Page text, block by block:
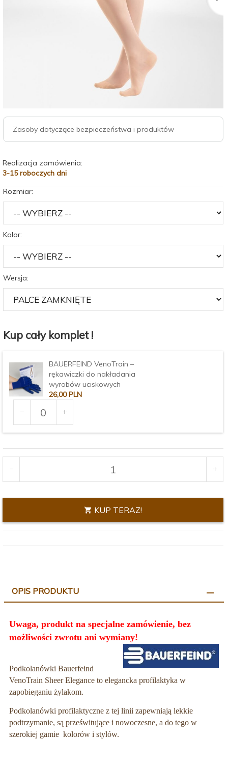
Zasoby dotyczące bezpieczeństwa i produktów
Realizacja zamówienia:
3-15 roboczych dni
Rozmiar:
Kolor:
Wersja:
Kup cały komplet !
BAUERFEIND VenoTrain –
rękawiczki do nakładania
wyrobów uciskowych
26,00 PLN
dla
produktu
2270
KUP TERAZ!
OPIS PRODUKTU
Uwaga, produkt na specjalne zamówienie, bez
możliwości zwrotu ani wymiany!
Podkolanówki Bauerfeind
VenoTrain Sheer Elegance to elegancka profilaktyka w
zapobieganiu żylakom.
Podkolanówki profilaktyczne z tej linii zapewniają lekkie
podtrzymanie, są prześwitujące i nowoczesne, a do tego w
szerokiej gamie kolorów i stylów.